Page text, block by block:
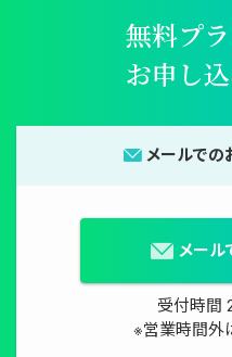
無料プ
お申し
メールでの
メール
受付時間
※営業時間外